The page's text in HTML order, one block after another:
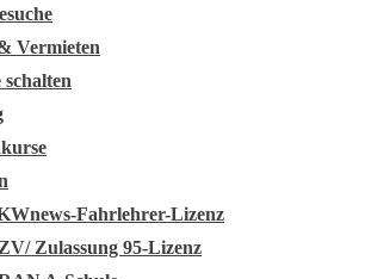
Vermieten
Fahrlehrer-Lizenz
Zulassung 95-Lizenz